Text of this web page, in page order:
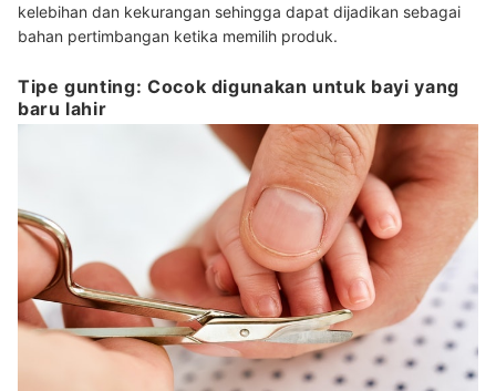
kelebihan dan kekurangan sehingga dapat dijadikan sebagai
bahan pertimbangan ketika memilih produk.
Tipe gunting: Cocok digunakan untuk bayi yang
baru lahir